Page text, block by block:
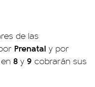
de las
Prenatal y por
8 y 9 cobrarán sus